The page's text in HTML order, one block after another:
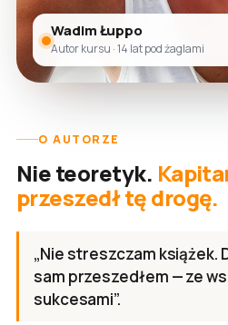
Wadim Łuppo
Autor kursu · 14 lat pod żaglami
O AUTORZE
Nie teoretyk.
przeszedł tę drogę.
„Nie streszczam książek.
sam przeszedłem — ze
sukcesami”.